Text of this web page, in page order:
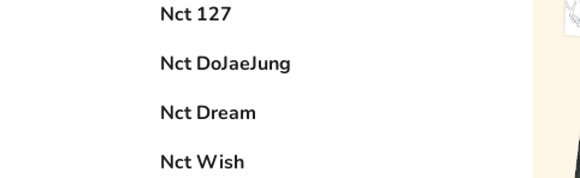
Nct 127
Nct DoJaeJung
Nct Dream
Nct Wish